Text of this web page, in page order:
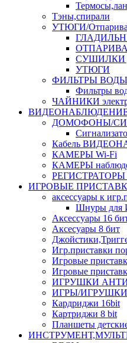
Тэны,спирали
УТЮГИ/
СУШИЛКИ
УТЮГИ
ФИЛЬТРЫ ВОДЫ
Фильтры
ЧАЙНИКИ
ДОМОФОНЫ/
Кабель
КАМЕРЫ Wi-Fi
КАМЕРЫ
ИГРОВЫЕ
аксесcуары к
Шнуры для
Аксессуары 16
Аксесуары 8 бит
Игр.приставки
Игровые
Игровые
ИГРУШКИ
ИГРЫ/ИГРУШКИ
Кардриджи 16bit
Картриджи 8 bit
Планшеты